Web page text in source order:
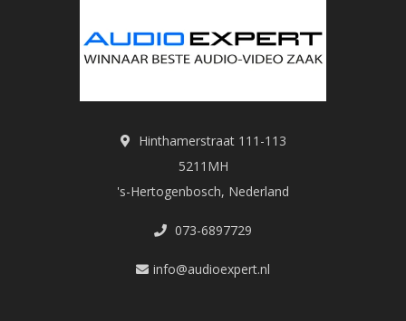
Hinthamerstraat 111-113
5211MH
's-Hertogenbosch, Nederland
073-6897729
info@audioexpert.nl